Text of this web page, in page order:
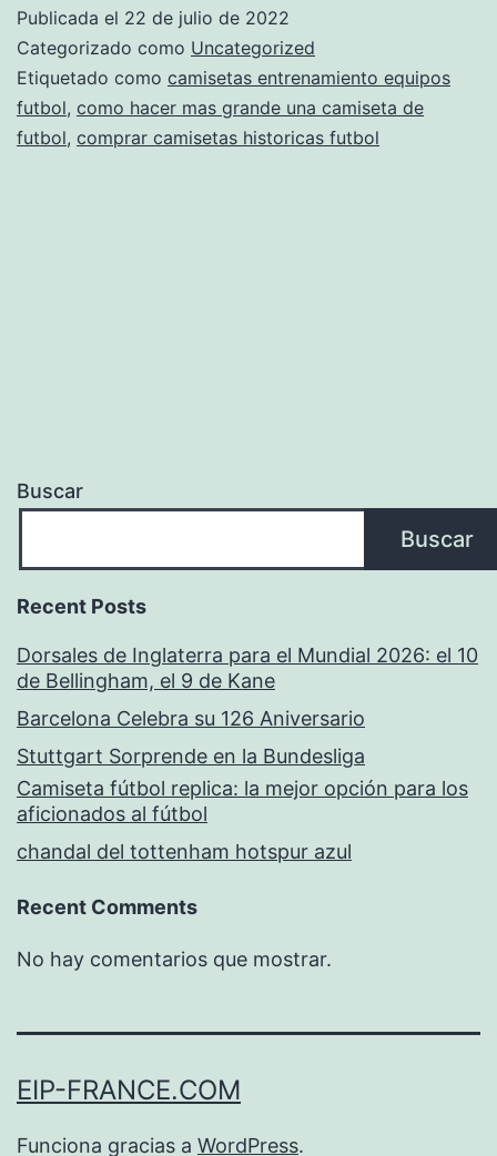
Para
La
Publicada el 22 de julio de 2022
Categorizado como Uncategorized
Etiquetado como camisetas entrenamiento equipos
futbol, como hacer mas grande una camiseta de
futbol, comprar camisetas historicas futbol
Buscar
Buscar
Recent Posts
Dorsales de Inglaterra para el Mundial 2026: el 10
de Bellingham, el 9 de Kane
Barcelona Celebra su 126 Aniversario
Stuttgart Sorprende en la Bundesliga
Camiseta fútbol replica: la mejor opción para los
aficionados al fútbol
chandal del tottenham hotspur azul
Recent Comments
No hay comentarios que mostrar.
EIP-FRANCE.COM
Funciona gracias a WordPress.